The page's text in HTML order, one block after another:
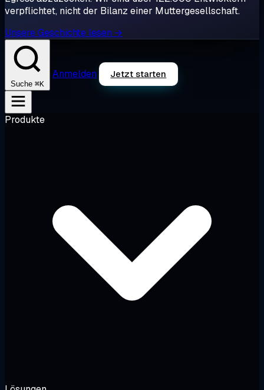
verpflichtet, nicht der Bilanz einer Muttergesellschaft.
Unsere Geschichte lesen →
Suche ⌘K
Anmelden Jetzt starten
Produkte